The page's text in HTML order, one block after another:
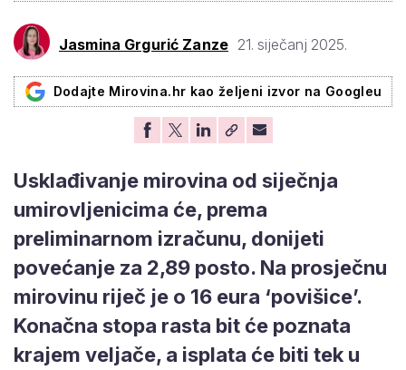
Jasmina Grgurić Zanze 21. siječanj 2025.
Dodajte Mirovina.hr kao željeni izvor na Googleu
Usklađivanje mirovina od siječnja
umirovljenicima će, prema
preliminarnom izračunu, donijeti
povećanje za 2,89 posto. Na prosječnu
mirovinu riječ je o 16 eura ‘povišice’.
Konačna stopa rasta bit će poznata
krajem veljače, a isplata će biti tek u